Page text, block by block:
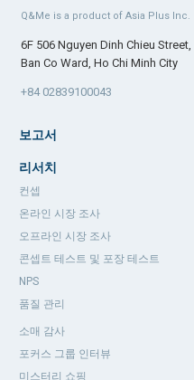
Q&Me is a product of Asia Plus Inc.
6F 506 Nguyen Dinh Chieu Street,
Ban Co Ward, Ho Chi Minh City
+84 02839100043
보고서
리서치
컨셉
온라인 시장 조사
오프라인 시장 조사
콘셉트 테스트 및 포장 테스트
NPS
품질 관리
소매 감사
포커스 그룹 인터뷰
미스터리 쇼핑